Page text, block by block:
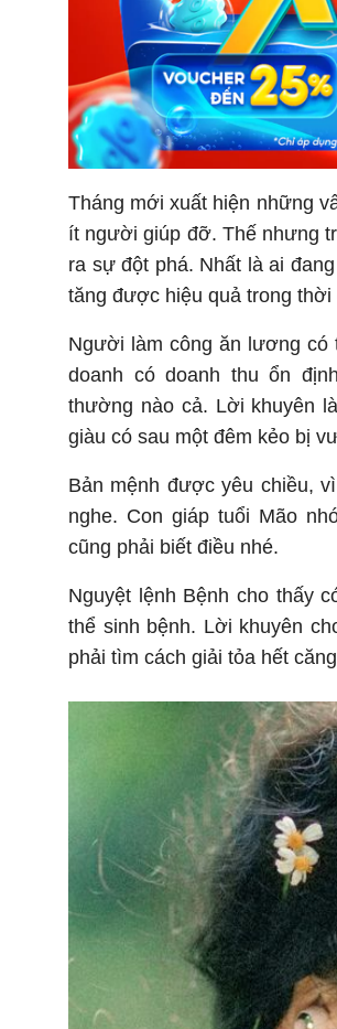
Tháng mới xuất hiện những
ít người giúp đỡ. Thế nhưng
ra sự đột phá. Nhất là ai
tăng được hiệu quả trong thời
Người làm công ăn lương có
doanh có doanh thu ổn
thường nào cả. Lời khuyên
giàu có sau một đêm kẻo bị
Bản mệnh được yêu chiều,
nghe. Con giáp tuổi Mão
cũng phải biết điều nhé.
Nguyệt lệnh Bệnh cho thấy
thể sinh bệnh. Lời khuyên
phải tìm cách giải tỏa hết